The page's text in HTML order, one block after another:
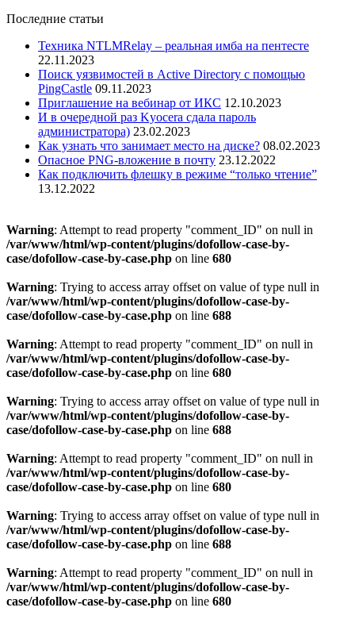
Последние статьи
Техника NTLMRelay – реальная имба на пентесте
22.11.2023
Поиск уязвимостей в Active Directory с помощью
PingCastle 09.11.2023
Приглашение на вебинар от ИКС 12.10.2023
И в очередной раз Kyocera сдала пароль
администратора) 23.02.2023
Как узнать что занимает место на диске? 08.02.2023
Опасное PNG-вложение в почту 23.12.2022
Как подключить флешку в режиме “только чтение”
13.12.2022
Warning: Attempt to read property "comment_ID" on null in
/var/www/html/wp-content/plugins/dofollow-case-by-
case/dofollow-case-by-case.php on line 680
Warning: Trying to access array offset on value of type null in
/var/www/html/wp-content/plugins/dofollow-case-by-
case/dofollow-case-by-case.php on line 688
Warning: Attempt to read property "comment_ID" on null in
/var/www/html/wp-content/plugins/dofollow-case-by-
case/dofollow-case-by-case.php on line 680
Warning: Trying to access array offset on value of type null in
/var/www/html/wp-content/plugins/dofollow-case-by-
case/dofollow-case-by-case.php on line 688
Warning: Attempt to read property "comment_ID" on null in
/var/www/html/wp-content/plugins/dofollow-case-by-
case/dofollow-case-by-case.php on line 680
Warning: Trying to access array offset on value of type null in
/var/www/html/wp-content/plugins/dofollow-case-by-
case/dofollow-case-by-case.php on line 688
Warning: Attempt to read property "comment_ID" on null in
/var/www/html/wp-content/plugins/dofollow-case-by-
case/dofollow-case-by-case.php on line 680